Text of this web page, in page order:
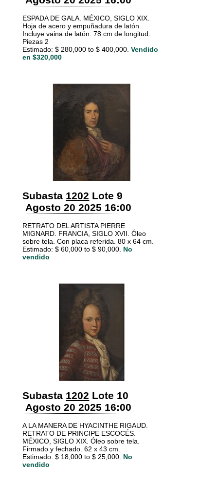
ESPADA DE GALA. MÉXICO, SIGLO XIX.
Hoja de acero y empuñadura de latón.
Incluye vaina de latón. 78 cm de longitud.
Piezas 2
Estimado: $ 280,000 to $ 400,000. Vendido
en $320,000
Subasta 1202 Lote 9
Agosto 20 2025 16:00
RETRATO DEL ARTISTA PIERRE
MIGNARD. FRANCIA, SIGLO XVII. Óleo
sobre tela. Con placa referida. 80 x 64 cm.
Estimado: $ 60,000 to $ 90,000. No
vendido
Subasta 1202 Lote 10
Agosto 20 2025 16:00
A LA MANERA DE HYACINTHE RIGAUD.
RETRATO DE PRINCIPE ESCOCÉS.
MÉXICO, SIGLO XIX. Óleo sobre tela.
Firmado y fechado. 62 x 43 cm.
Estimado: $ 18,000 to $ 25,000. No
vendido